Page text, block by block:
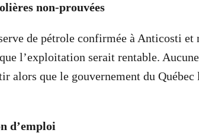
non-prouvées
de pétrole confirmée à Anticosti
que l’exploitation serait rentable.
alors que le gouvernement du
d’emploi